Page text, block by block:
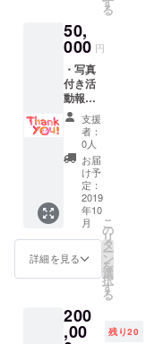
入くだ
さい。
記入の
ない場
合は
CAMPF
IREの
ユー
ザー名
を掲載
いたし
ます。
ご了承
くださ
い。
み） ・
ショー
トムー
ビー
「グッ
ドブラ
ザー」
写真付
DVD ・
コミュ
ニケー
ション
支援ロ
ボット
の1日体
験貸し
出し
期につ
いては
る
50,
000 円
・写真
付き活
動報告
メール
・オリ
ジナル
ステッ
カー ・
オリジ
ナルク
リア
ファイ
ル ・HP
へのお
名前掲
載（希
み） ・
ショー
支援
者：
0人
お届
け予
定：
2019
年10
月
詳細を見る
こ
の
リ
タ
ー
ン
を
選
択
す
る
200
,00 残り20